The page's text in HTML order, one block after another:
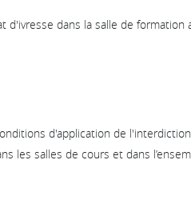
dans la salle de formation
d'application de
les salles de cours et dans